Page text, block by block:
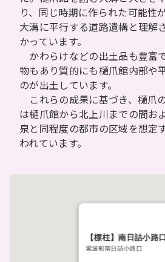
り、同じ時期に作られた可能性
大溝に平行する道路遺構と理解
かっています。
かわらけなどの出土品も豊富
物もあり質的にも樋爪館内部や
のが出土しています。
これらの成果に基づき、樋爪
は樋爪館から北上川までの間お
泉と同程度の都市の区域を想定
われています。
【標柱】南日詰小路
紫波町南日詰小路口